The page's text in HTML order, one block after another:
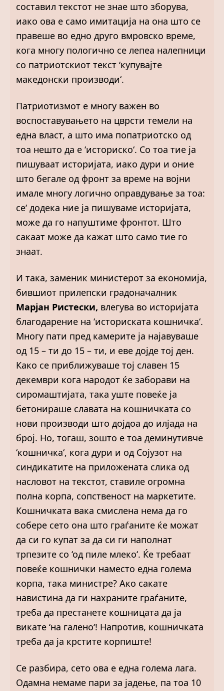
составил текстот не знае што зборува,
иако ова е само имитација на она што се
правеше во едно друго вмровско време,
кога многу пологично се лепеа налепници
со патриотскиот текст ‘купувајте
македонски производи‘.
Патриотизмот е многу важен во
воспоставувањето на цврсти темели на
една власт, а што има попатриотско од
тоа нешто да е ‘историско‘. Со тоа тие ја
пишуваат историјата, иако дури и оние
што бегале од фронт за време на војни
имале многу логично оправдување за тоа:
се‘ додека ние ја пишуваме историјата,
може да го напуштиме фронтот. Што
сакаат може да кажат што само тие го
знаат.
И така, заменик министерот за економија,
бившиот прилепски градоначалник
Марјан Ристески, влегува во историјата
благодарение на ‘историската кошничка‘.
Многу пати пред камерите ја најавуваше
од 15 – ти до 15 – ти, и еве дојде тој ден.
Како се приближуваше тој славен 15
декември кога народот ќе заборави на
сиромаштијата, така уште повеќе ја
бетонираше славата на кошничката со
нови производи што дојдоа до илјада на
број. Но, тогаш, зошто е тоа деминутивче
‘кошничка‘, кога дури и од Сојузот на
синдикатите на приложената слика од
насловот на текстот, ставиле огромна
полна корпа, сопственост на маркетите.
Кошничката вака смислена нема да го
собере сето она што граѓаните ќе можат
да си го купат за да си ги наполнат
трпезите со ‘од пиле млеко‘. Ќе требаат
повеќе кошнички наместо една голема
корпа, така министре? Ако сакате
навистина да ги нахраните граѓаните,
треба да престанете кошницата да ја
викате ‘на галено‘! Напротив, кошничката
треба да ја крстите корпиште!
Се разбира, сето ова е една голема лага.
Одамна немаме пари за јадење, па тоа 10